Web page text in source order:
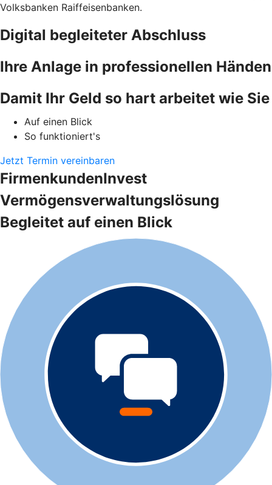
Volksbanken Raiffeisenbanken.
Digital begleiteter Abschluss
Ihre Anlage in professionellen Händen
Damit Ihr Geld so hart arbeitet wie Sie
Auf einen Blick
So funktioniert's
Jetzt Termin vereinbaren
FirmenkundenInvest
Vermögensverwaltungslösung
Begleitet auf einen Blick